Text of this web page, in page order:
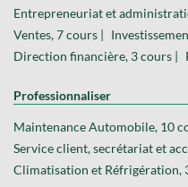
Entrepreneuriat et
Ventes, 7 cours |
Direction financière, 3 cours |
Professionnaliser
Maintenance Automobile, 10
Service client, secrétariat et
Climatisation et Réfrigération,